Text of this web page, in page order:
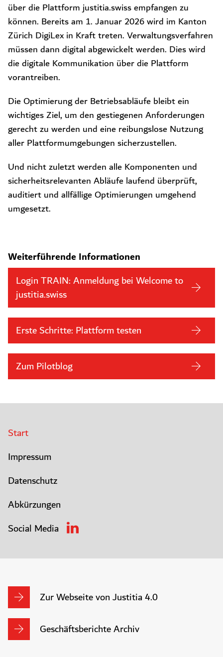
über die Plattform justitia.swiss empfangen zu
können. Bereits am 1. Januar 2026 wird im Kanton
Zürich DigiLex in Kraft treten. Verwaltungsverfahren
müssen dann digital abgewickelt werden. Dies wird
die digitale Kommunikation über die Plattform
vorantreiben.
Die Optimierung der Betriebsabläufe bleibt ein
wichtiges Ziel, um den gestiegenen Anforderungen
gerecht zu werden und eine reibungslose Nutzung
aller Plattformumgebungen sicherzustellen.
Und nicht zuletzt werden alle Komponenten und
sicherheitsrelevanten Abläufe laufend überprüft,
auditiert und allfällige Optimierungen umgehend
umgesetzt.
Weiterführende Informationen
Login TRAIN: Anmeldung bei Welcome to
justitia.swiss
Erste Schritte: Plattform testen
Zum Pilotblog
Start
Impressum
Datenschutz
Abkürzungen
Social Media
Zur Webseite von Justitia 4.0
Geschäftsberichte Archiv